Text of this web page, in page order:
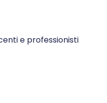
e professionisti